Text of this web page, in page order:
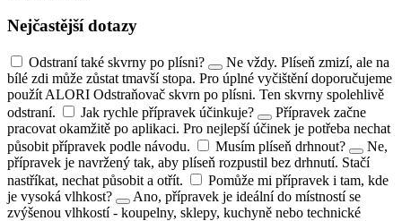
Nejčastější dotazy
Odstraní také skvrny po plísni?
Ne vždy. Plíseň zmizí, ale na
bílé zdi může zůstat tmavší stopa. Pro úplné vyčištění doporučujeme
použít ALORI Odstraňovač skvrn po plísni. Ten skvrny spolehlivě
odstraní.
Jak rychle přípravek účinkuje?
Přípravek začne
pracovat okamžitě po aplikaci. Pro nejlepší účinek je potřeba nechat
působit přípravek podle návodu.
Musím plíseň drhnout?
Ne,
přípravek je navržený tak, aby plíseň rozpustil bez drhnutí. Stačí
nastříkat, nechat působit a otřít.
Pomůže mi přípravek i tam, kde
je vysoká vlhkost?
Ano, přípravek je ideální do místností se
zvýšenou vlhkostí - koupelny, sklepy, kuchyně nebo technické